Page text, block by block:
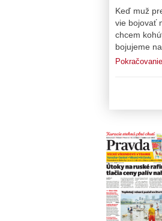
Keď muž
vie bojovať
chcem
bojujeme